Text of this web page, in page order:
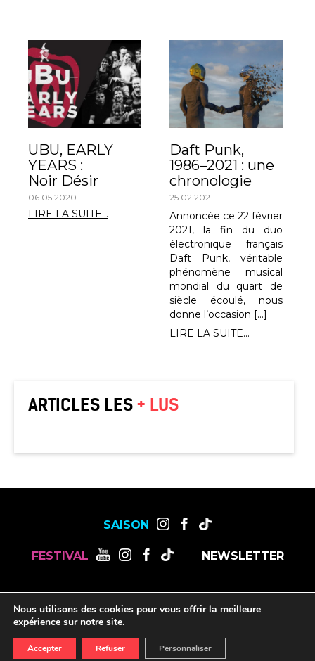
UBU, EARLY
YEARS :
Noir Désir
06.05.2020
LIRE LA SUITE...
Daft Punk,
1986–2021 : une
chronologie
25.02.2021
Annoncée ce 22 février
2021, la fin du duo
électronique français
Daft Punk, véritable
phénomène musical
mondial du quart de
siècle écoulé, nous
donne l’occasion […]
LIRE LA SUITE...
ARTICLES LES+ LUS
SAISON
FESTIVAL NEWSLETTER
Nous utilisons des cookies pour vous offrir la meilleure
expérience sur notre site.
Accepter Refuser Personnaliser